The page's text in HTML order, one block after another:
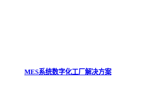
MES系统数字化工厂解决方案